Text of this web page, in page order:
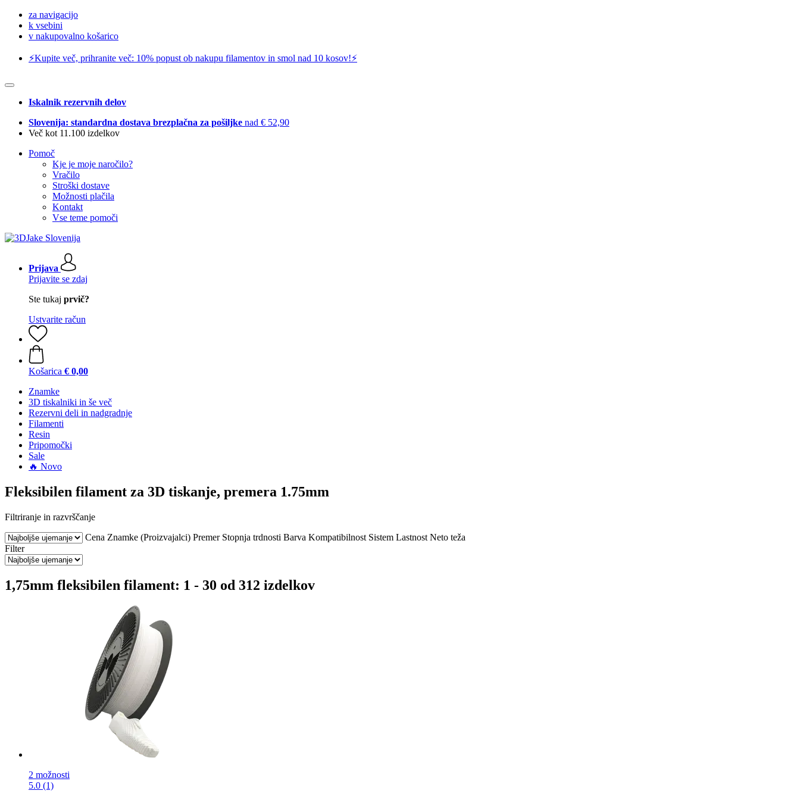
za navigacijo
k vsebini
v nakupovalno košarico
⚡️Kupite več, prihranite več: 10% popust ob nakupu filamentov in smol nad 10 kosov!⚡️
Iskalnik rezervnih delov
Slovenija: standardna dostava brezplačna za pošiljke nad € 52,90
Več kot 11.100 izdelkov
Pomoč
Kje je moje naročilo?
Vračilo
Stroški dostave
Možnosti plačila
Kontakt
Vse teme pomoči
Prijava
Prijavite se zdaj
Ste tukaj prvič?
Ustvarite račun
Košarica € 0,00
Znamke
3D tiskalniki in še več
Rezervni deli in nadgradnje
Filamenti
Resin
Pripomočki
Sale
🔥 Novo
Fleksibilen filament za 3D tiskanje, premera 1.75mm
Filtriranje in razvrščanje
Cena Znamke (Proizvajalci) Premer Stopnja trdnosti Barva Kompatibilnost Sistem Lastnost Neto teža
Filter
1,75mm fleksibilen filament: 1 - 30 od 312 izdelkov
2 možnosti
5.0 (1)